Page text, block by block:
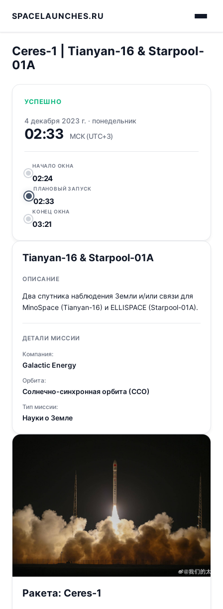
SPACELAUNCHES.RU
Ceres-1 | Tianyan-16 & Starpool-
01A
УСПЕШНО
4 декабря 2023 г. · понедельник
02:33 МСК (UTC+3)
НАЧАЛО ОКНА
02:24
ПЛАНОВЫЙ ЗАПУСК
02:33
КОНЕЦ ОКНА
03:21
Tianyan-16 & Starpool-01A
ОПИСАНИЕ
Два спутника наблюдения Земли и/или связи для
MinoSpace (Tianyan-16) и ELLISPACE (Starpool-01A).
ДЕТАЛИ МИССИИ
Компания:
Galactic Energy
Орбита:
Солнечно-синхронная орбита (ССО)
Тип миссии:
Науки о Земле
Ракета: Ceres-1